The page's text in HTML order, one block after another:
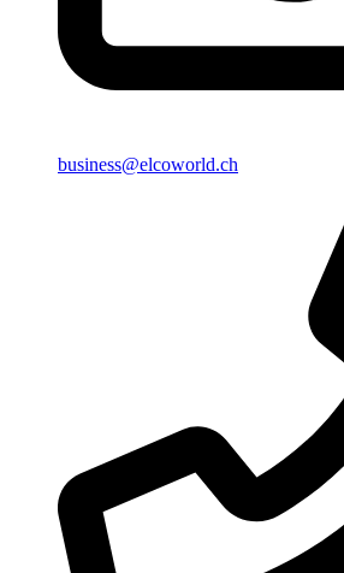
business@elcoworld.ch